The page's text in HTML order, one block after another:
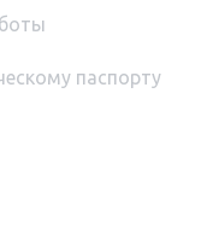
паспорту